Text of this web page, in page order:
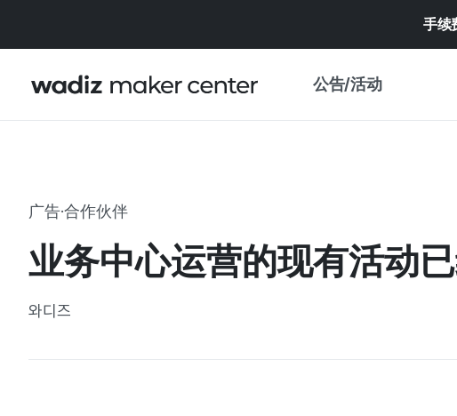
手续
公告/活动
特展日历
广告·合作伙伴
业务中心运营的现有活动
와디즈